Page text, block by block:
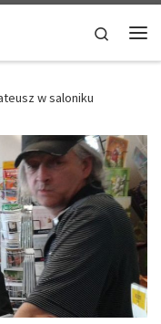
Search
w saloniku